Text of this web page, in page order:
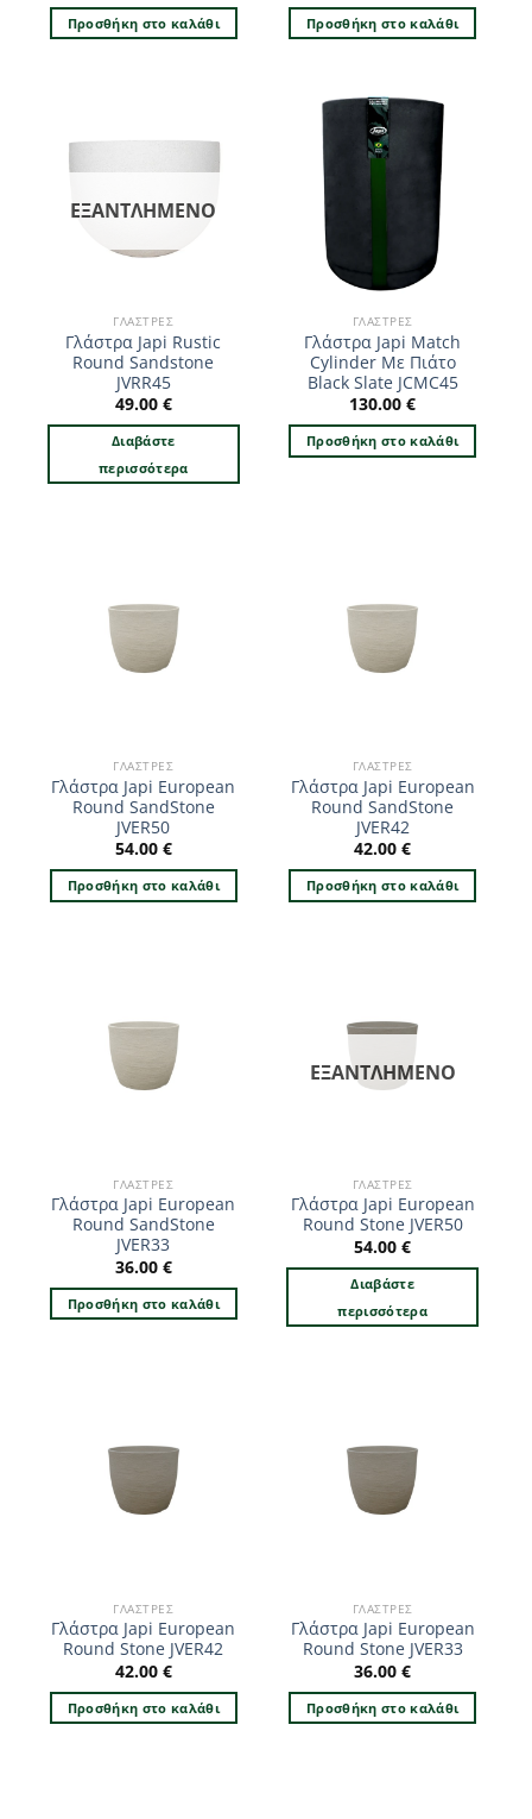
Προσθήκη στο καλάθι Προσθήκη στο καλάθι
ΕΞΑΝΤΛΗΜΈΝΟ
ΓΛΆΣΤΡΕΣ
Γλάστρα Japi Rustic
Round Sandstone
JVRR45
49.00 €
Διαβάστε
περισσότερα
ΓΛΆΣΤΡΕΣ
Γλάστρα Japi Match
Cylinder Με Πιάτο
Black Slate JCMC45
130.00€
Προσθήκη στο καλάθι
ΓΛΆΣΤΡΕΣ
Γλάστρα Japi European
Round SandStone
JVER50
54.00 €
Προσθήκη στο καλάθι
ΓΛΆΣΤΡΕΣ
Γλάστρα Japi European
Round SandStone
JVER42
42.00€
Προσθήκη στο καλάθι
ΓΛΆΣΤΡΕΣ
Γλάστρα Japi European
Round SandStone
JVER33
36.00 €
Προσθήκη στο καλάθι
ΕΞΑΝΤΛΗΜΈΝΟ
ΓΛΆΣΤΡΕΣ
Γλάστρα Japi European
Round Stone JVER50
54.00€
Διαβάστε
περισσότερα
ΓΛΆΣΤΡΕΣ
Γλάστρα Japi European
Round Stone JVER42
42.00 €
Προσθήκη στο καλάθι
ΓΛΆΣΤΡΕΣ
Γλάστρα Japi European
Round Stone JVER33
36.00€
Προσθήκη στο καλάθι